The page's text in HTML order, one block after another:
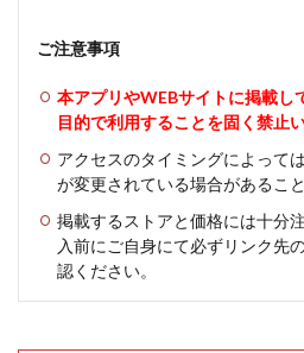
ご注意事項
本アプリやWEBサイトに掲載し
目的で利用することを固く禁止
アクセスのタイミングによって
が変更されている場合があるこ
掲載するストアと価格には十分
入前にご自身にて必ずリンク先
認ください。